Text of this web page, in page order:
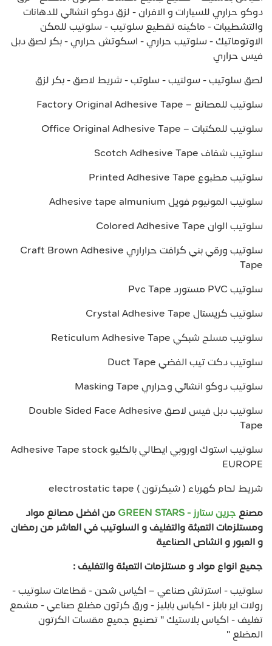
دوكو حراري للسيارات و الافران - لزق دوكو انشائي للدهانات
والتشطيبات - ماكينه تقطيع سلوتيب - سلوتيب للمكن
الاوتوماتيك - سلوتيب حراري - اسكوتش حراري - بكر لصق دبل
فيس حراري
لصق سلوتيب - سولتيب - سلوتب - شريط لاصق - بكر لزق
سلوتيب للمصانع – Factory Original Adhesive Tape
سلوتيب للمكتبات – Office Original Adhesive Tape
سلوتيب شفاف Scotch Adhesive Tape
سلوتيب مطبوع Printed Adhesive Tape
سلوتيب المونيوم فويل Adhesive tape almunium
سلوتيب الوان Colored Adhesive Tape
سلوتيب ورقي بني كرافت حراراري Craft Brown Adhesive
Tape
سلوتيب PVC مستورد Pvc Tape
سلوتيب كريستال Crystal Adhesive Tape
سلوتيب مسلح شبكي Reticulum Adhesive Tape
سلوتيب دكت تيب الفضي Duct Tape
سلوتيب دوكو انشائي وحراري Masking Tape
سلوتيب دبل فيس لاصق Double Sided Face Adhesive
Tape
سلوتيب استوك اوروبي ايطالي بالكليو Adhesive Tape stock
EUROPE
شريط لحام كهرباء ( شيكرتون ) electrostatic tape
مصنع جرين ستارز - GREEN STARS
من افضل مصانع مواد
ومستلزمات التعبئة والتغليف و السلوتيب في العاشر من رمضان
و العبور و انشاص الصناعية
جميع انواع مواد و مستلزمات التعبئة والتغليف :
سلوتيب - استرتش صناعي – اكياس شحن - قطاعات سلوتيب -
رولات اير بابلز - اكياس بابليز - ورق كرتون مضلع صناعي - مشمع
تغليف - اكياس بلاستيك " تصنيع جميع مقسات الكرتون
المضلع "